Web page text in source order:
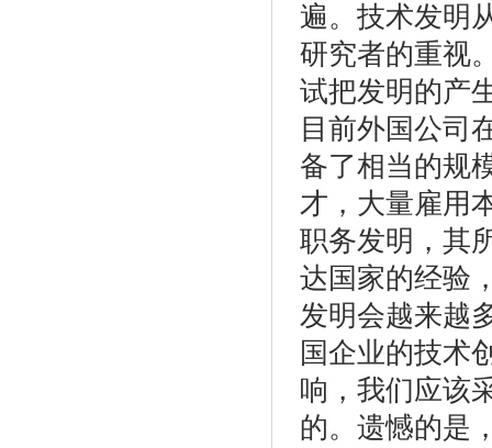
遍。技术发明
研究者的重视
试把发明的产
目前外国公司
备了相当的规
才，大量雇用
职务发明，其
达国家的经验
发明会越来越
国企业的技术
响，我们应该
的。遗憾的是